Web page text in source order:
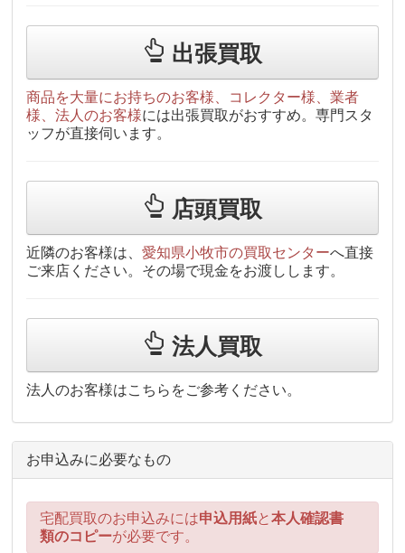
出張買取
商品を大量にお持ちのお客様、コレクター様、業者
様、法人のお客様には出張買取がおすすめ。専門スタ
ッフが直接伺います。
店頭買取
近隣のお客様は、愛知県小牧市の買取センターへ直接
ご来店ください。その場で現金をお渡しします。
法人買取
法人のお客様はこちらをご参考ください。
お申込みに必要なもの
宅配買取のお申込みには申込用紙と本人確認書
類のコピーが必要です。